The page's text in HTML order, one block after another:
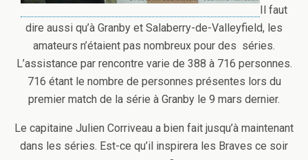
Il faut
dire aussi qu’à Granby et Salaberry-de-Valleyfield, les
amateurs n’étaient pas nombreux pour des séries.
L’assistance par rencontre varie de 388 à 716 personnes.
716 étant le nombre de personnes présentes lors du
premier match de la série à Granby le 9 mars dernier.
Le capitaine Julien Corriveau a bien fait jusqu’à maintenant
dans les séries. Est-ce qu’il inspirera les Braves ce soir